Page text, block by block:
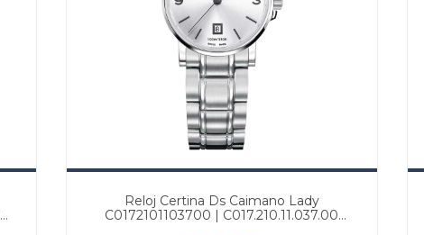
Reloj Certina Ds Caimano Lady
C0172101103700 | C017.210.11.037.00